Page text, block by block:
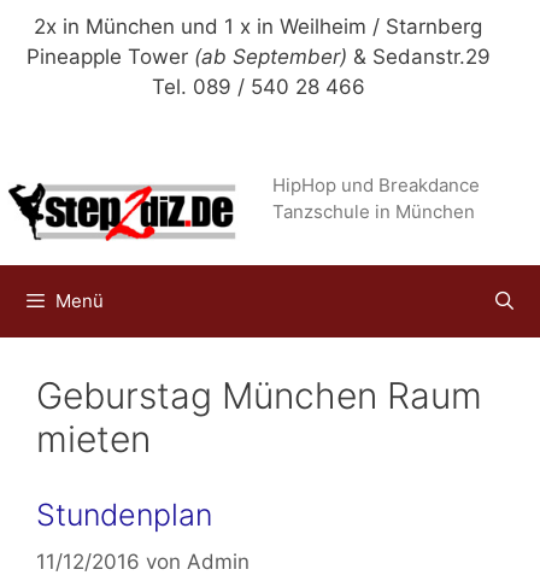
Zum
Inhalt
2x in München und 1 x in Weilheim / Starnberg
Pineapple Tower (ab September) & Sedanstr.29
Tel. 089 / 540 28 466
HipHop und Breakdance
Tanzschule in München
Menü
Geburstag München Raum
mieten
Stundenplan
11/12/2016 von Admin